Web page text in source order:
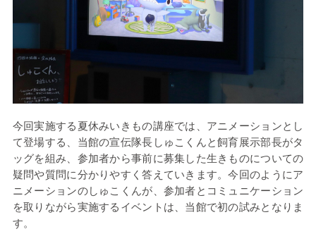
今回実施する夏休みいきもの講座では、アニメーションとし
て登場する、当館の宣伝隊長しゅこくんと飼育展示部長がタ
ッグを組み、参加者から事前に募集した生きものについての
疑問や質問に分かりやすく答えていきます。今回のようにア
ニメーションのしゅこくんが、参加者とコミュニケーション
を取りながら実施するイベントは、当館で初の試みとなりま
す。